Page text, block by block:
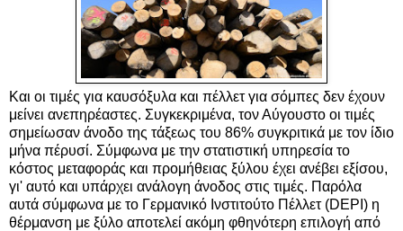
Kαι οι τιμές για καυσόξυλα και πέλλετ για σόμπες δεν έχουν
μείνει ανεπηρέαστες. Συγκεκριμένα, τον Αύγουστο οι τιμές
σημείωσαν άνοδο της τάξεως του 86% συγκριτικά με τον ίδιο
μήνα πέρυσί. Σύμφωνα με την στατιστική υπηρεσία το
κόστος μεταφοράς και προμήθειας ξύλου έχει ανέβει εξίσου,
γι' αυτό και υπάρχει ανάλογη άνοδος στις τιμές. Παρόλα
αυτά σύμφωνα με το Γερμανικό Ινστιτούτο Πέλλετ (DEPI) η
θέρμανση με ξύλο αποτελεί ακόμη φθηνότερη επιλογή από